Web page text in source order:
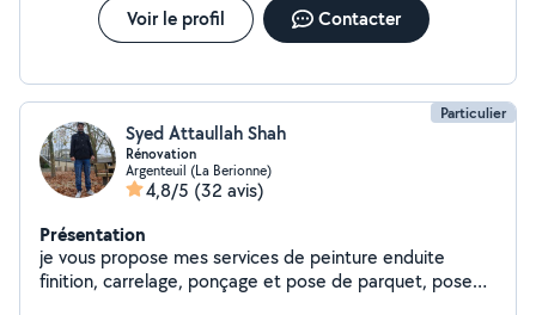
Voir le profil Contacter
Particulier
Syed Attaullah Shah
Rénovation
Argenteuil (La Berionne)
4,8/5 (32 avis)
Présentation
je vous propose mes services de peinture enduite
finition, carrelage, ponçage et pose de parquet, pose